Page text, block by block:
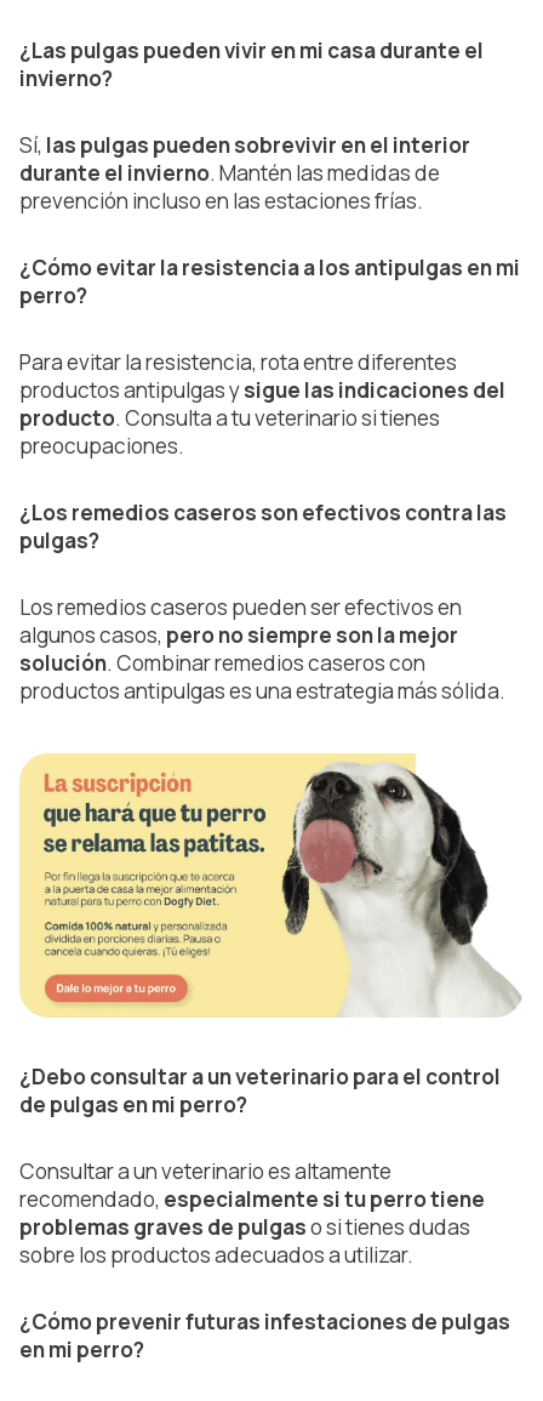
¿Las pulgas pueden vivir en mi casa durante el
invierno?
Sí, las pulgas pueden sobrevivir en el interior
durante el invierno. Mantén las medidas de
prevención incluso en las estaciones frías.
¿Cómo evitar la resistencia a los antipulgas en mi
perro?
Para evitar la resistencia, rota entre diferentes
productos antipulgas ysigue las indicaciones del
producto. Consulta a tu veterinario si tienes
preocupaciones.
¿Los remedios caseros son efectivos contra las
pulgas?
Los remedios caseros pueden ser efectivos en
algunos casos, pero no siempre son la mejor
solución. Combinar remedios caseros con
productos antipulgas es una estrategia más sólida.
¿Debo consultar a un veterinario para el control
de pulgas en mi perro?
Consultar a un veterinario es altamente
recomendado, especialmente si tu perro tiene
problemas graves de pulgaso si tienes dudas
sobre los productos adecuados a utilizar.
¿Cómo prevenir futuras infestaciones de pulgas
en mi perro?